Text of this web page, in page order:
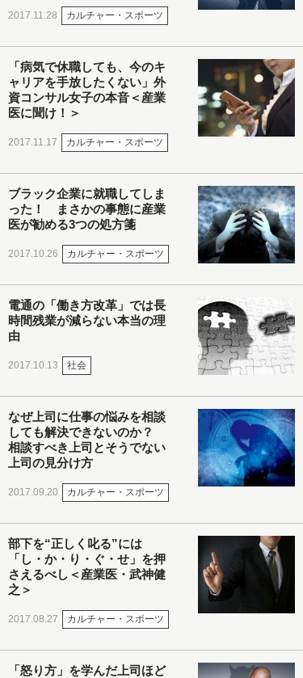
2017.11.28 カルチャー・スポーツ
「病気で休職しても、今のキ
ャリアを手放したくない」外
資コンサル女子の本音＜産業
医に聞け！＞
2017.11.17 カルチャー・スポーツ
ブラック企業に就職してしま
った！ まさかの事態に産業
医が勧める3つの処方箋
2017.10.26 カルチャー・スポーツ
電通の「働き方改革」では長
時間残業が減らない本当の理
由
2017.10.13 社会
なぜ上司に仕事の悩みを相談
しても解決できないのか？
相談すべき上司とそうでない
上司の見分け方
2017.09.20 カルチャー・スポーツ
部下を“正しく叱る”には
「し・か・り・ぐ・せ」を押
さえるべし＜産業医・武神健
之＞
2017.08.27 カルチャー・スポーツ
「怒り方」を学んだ上司ほど